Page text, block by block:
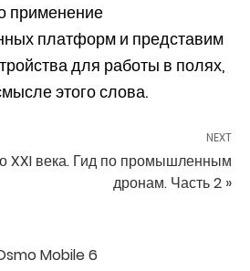
применение
платформ и представим
для работы в полях,
этого слова.
NEXT
XXI века. Гид по промышленным
дронам. Часть 2 »
Mobile 6